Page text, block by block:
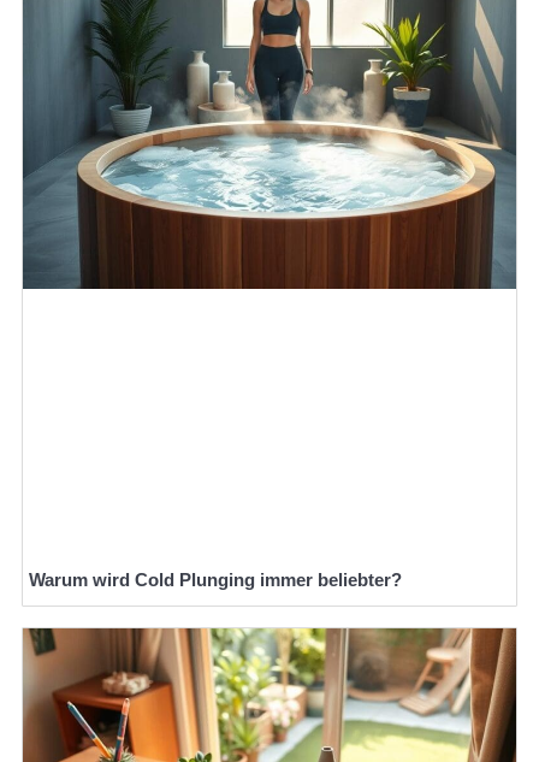
Warum wird Cold Plunging immer beliebter?